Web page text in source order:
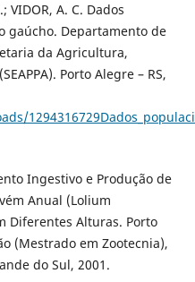
VIDOR, A. C. Dados
gaúcho. Departamento de
da Agricultura,
Porto Alegre – RS,
Ingestivo e Produção de
Anual (Lolium
Diferentes Alturas. Porto
(Mestrado em Zootecnia),
do Sul, 2001.